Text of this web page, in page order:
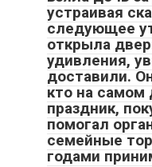
устраивая
следующее
открыла
удивления,
доставили.
кто на самом
праздник,
помогал
семейные
годами